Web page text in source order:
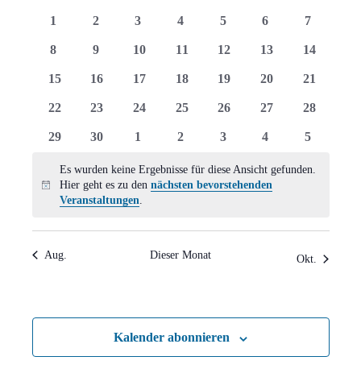
von
Veranstaltungen
0
1
0
2
0
3
0
4
0
5
0
6
0
7
0
8
0
9
0
10
0
11
0
12
0
13
0
14
0
15
0
16
0
17
0
18
0
19
0
20
0
21
0
22
0
23
0
24
0
25
0
26
0
27
0
28
0
29
0
30
0
1
0
2
0
3
0
4
0
5
Hinweis
Es wurden keine Ergebnisse für diese Ansicht gefunden.
Hier geht es zu den nächsten bevorstehenden
Veranstaltungen.
Aug. Dieser Monat Okt.
Kalender abonnieren